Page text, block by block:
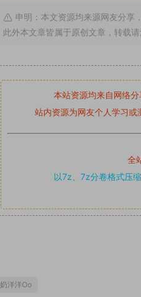
申明：本文资源均来源网友分享
此外本文章皆属于原创文章，转载
本站资源均来自网络
站内资源为网友个人学习或
全
以7z、7z分卷格式压缩
奶洋洋Oo